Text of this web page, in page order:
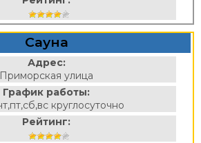
Сауна
Адрес:
Приморская улица
График работы:
круглосуточно
Рейтинг: